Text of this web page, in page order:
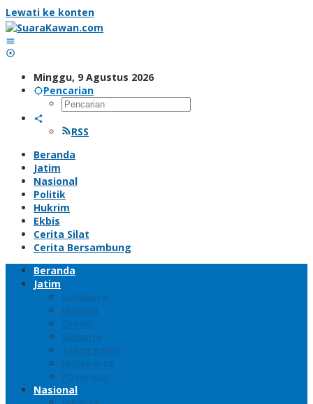
Lewati ke konten
Minggu, 9 Agustus 2026
Pencarian
RSS
Beranda
Jatim
Nasional
Politik
Hukrim
Ekbis
Cerita Silat
Cerita Bersambung
Beranda
Jatim
Surabaya
Malang
Gresik
Sidoarjo
Trenggalek
Mojokerto
Pasuruan
Nasional